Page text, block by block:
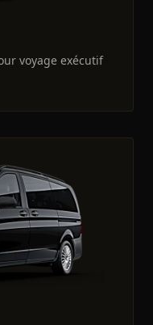
voyage exécutif